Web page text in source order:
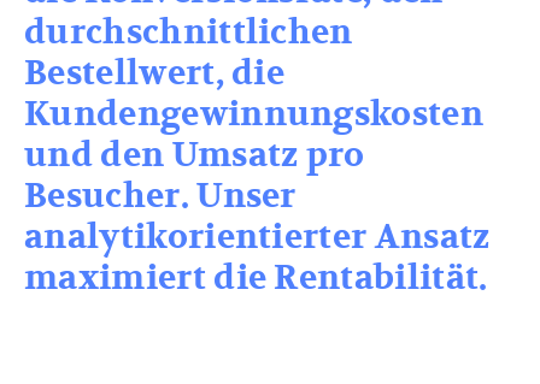
durchschnittlichen
Bestellwert, die
Kundengewinnungskosten
und den Umsatz pro
Besucher. Unser
analytikorientierter Ansatz
maximiert die Rentabilität.